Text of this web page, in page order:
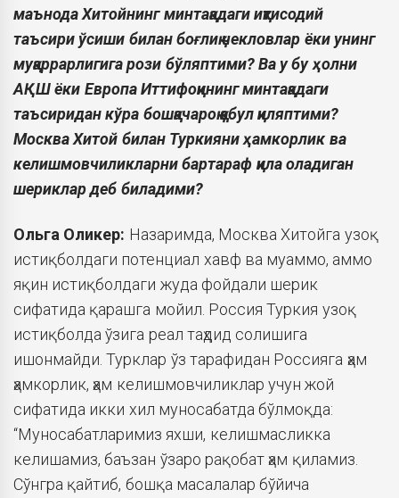
маънода Хитойнинг минтақадаги иқтисодий
таъсири ўсиши билан боғлиқ чекловлар ёки унинг
муқаррарлигига рози бўляптими? Ва у бу ҳолни
АҚШ ёки Европа Иттифоқининг минтақадаги
таъсиридан кўра бошқачароқ қабул қиляптими?
Москва Хитой билан Туркияни ҳамкорлик ва
келишмовчиликларни бартараф қила оладиган
шериклар деб биладими?
Ольга Оликер: Назаримда, Москва Хитойга узоқ
истиқболдаги потенциал хавф ва муаммо, аммо
яқин истиқболдаги жуда фойдали шерик
сифатида қарашга мойил. Россия Туркия узоқ
истиқболда ўзига реал таҳдид солишига
ишонмайди. Турклар ўз тарафидан Россияга ҳам
ҳамкорлик, ҳам келишмовчиликлар учун жой
сифатида икки хил муносабатда бўлмоқда:
“Муносабатларимиз яхши, келишмасликка
келишамиз, баъзан ўзаро рақобат ҳам қиламиз.
Сўнгра қайтиб, бошқа масалалар бўйича